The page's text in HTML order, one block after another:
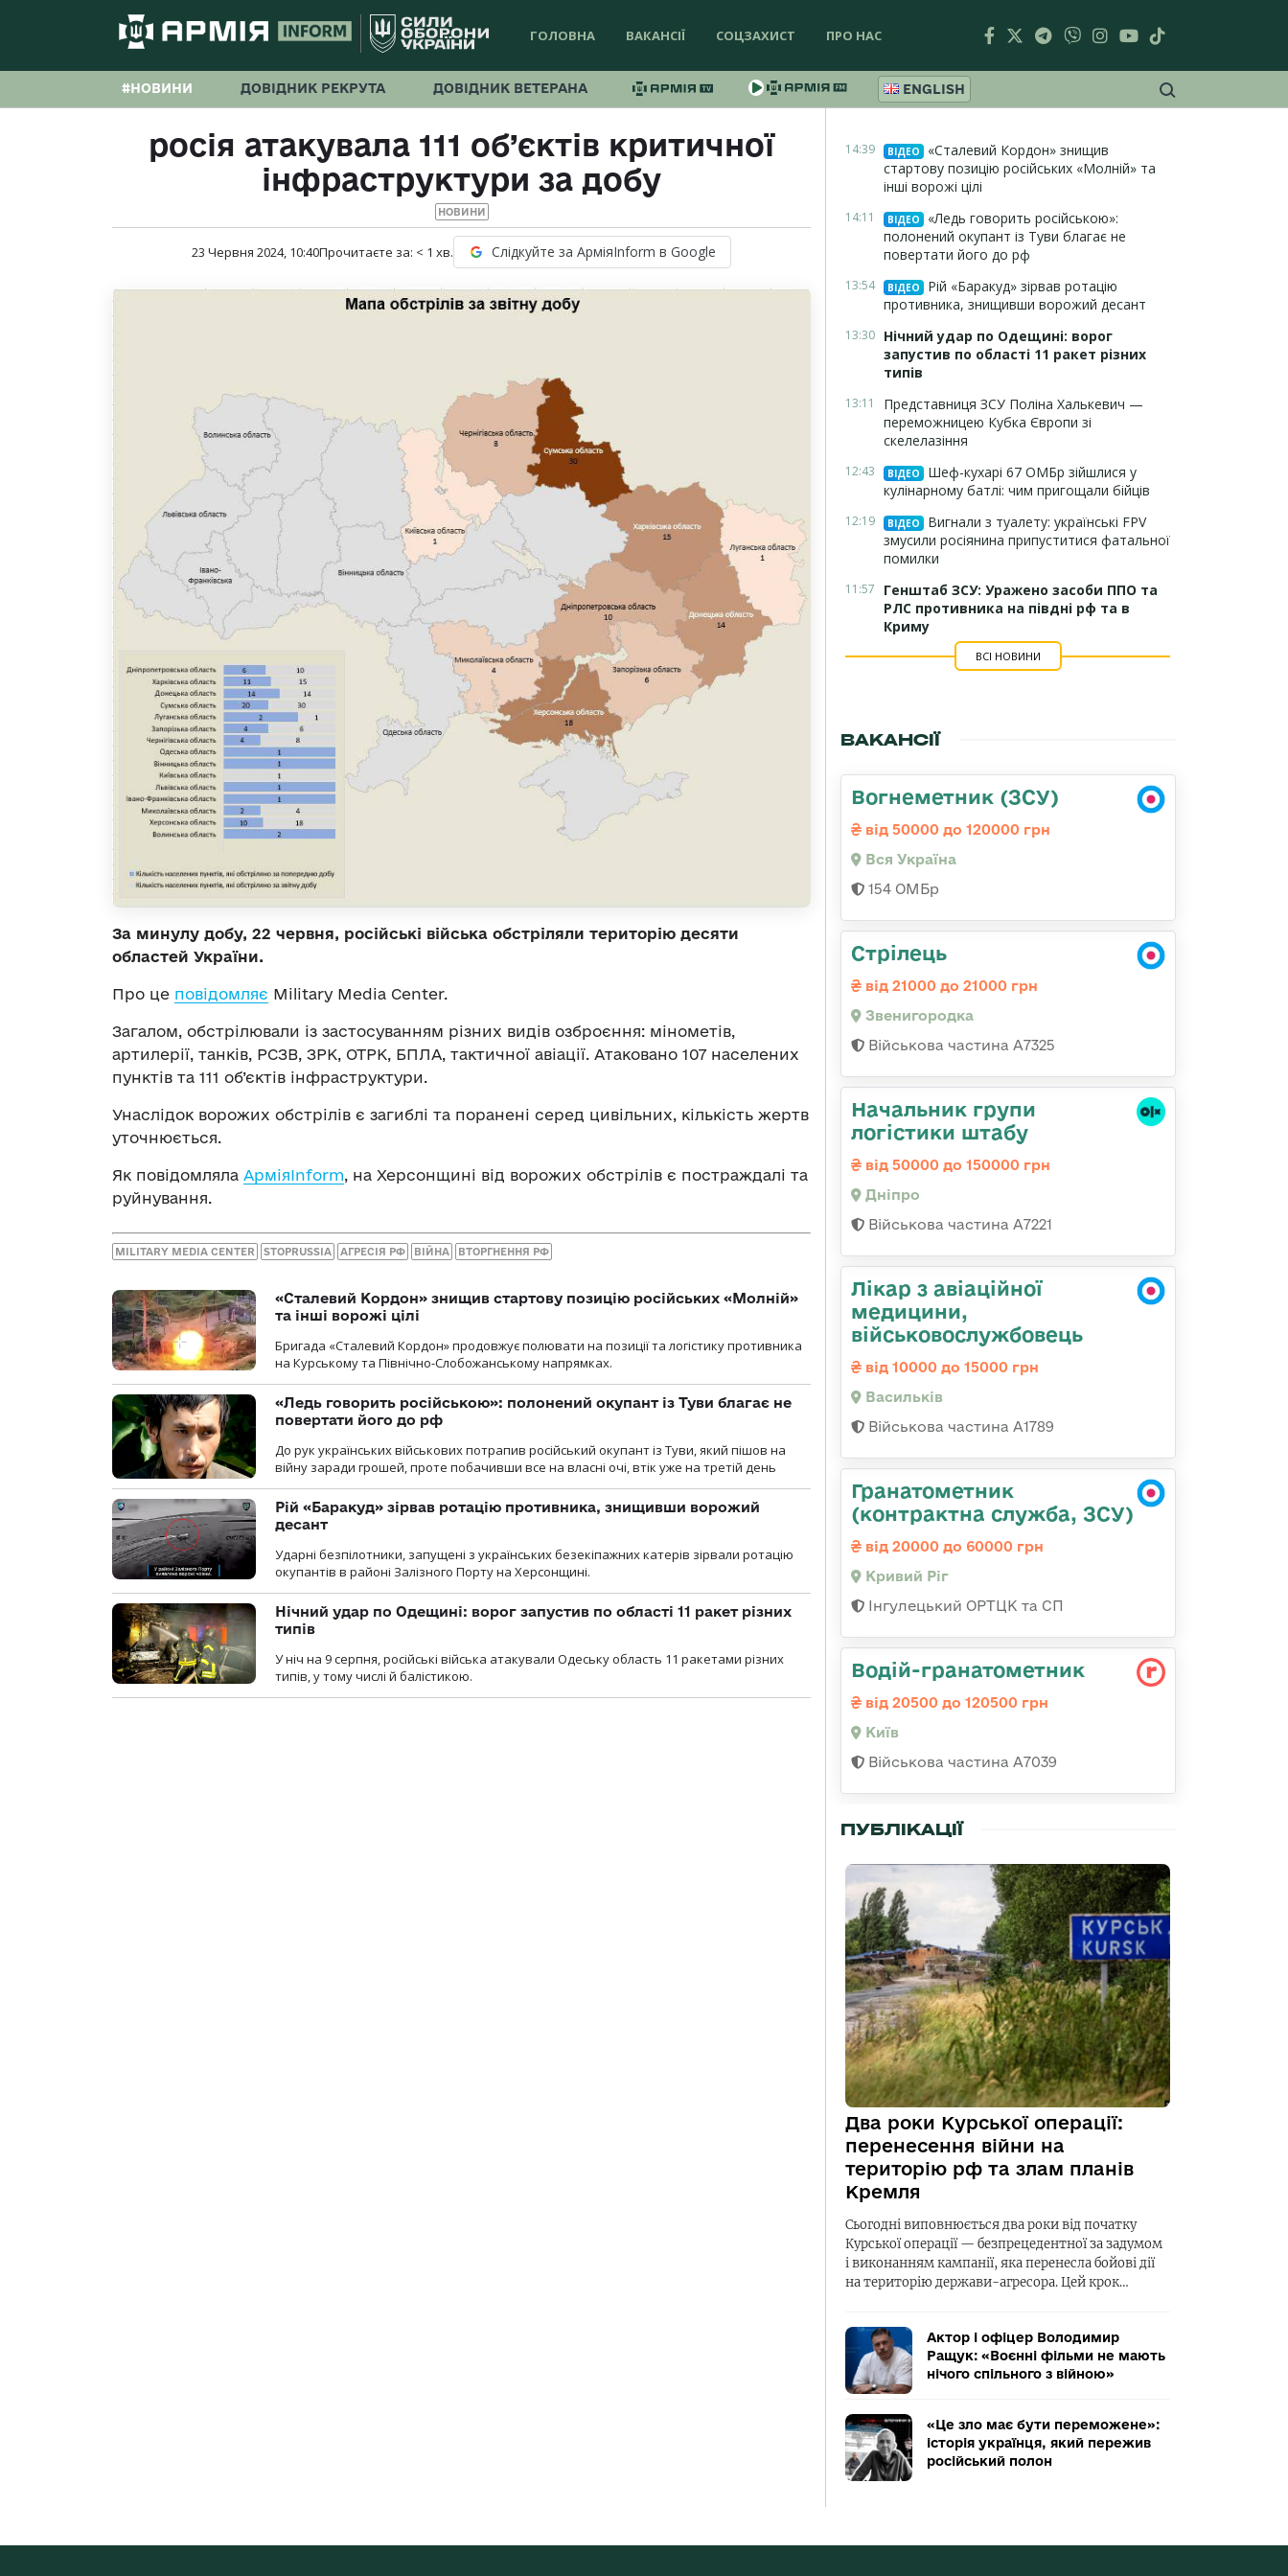
ГОЛОВНА ВАКАНСІЇ СОЦЗАХИСТ ПРО НАС
#НОВИНИ ДОВІДНИК РЕКРУТА ДОВІДНИК ВЕТЕРАНА ENGLISH
росія атакувала 111 об’єктів критичної
інфраструктури за добу
НОВИНИ
23 Червня 2024, 10:40Прочитаєте за: < 1 хв. Слідкуйте за АрміяInform в Google
За минулу добу, 22 червня, російські війська обстріляли територію десяти
областей України.
Про це повідомляє Military Media Center.
Загалом, обстрілювали із застосуванням різних видів озброєння: мінометів,
артилерії, танків, РСЗВ, ЗРК, ОТРК, БПЛА, тактичної авіації. Атаковано 107 населених
пунктів та 111 об’єктів інфраструктури.
Унаслідок ворожих обстрілів є загиблі та поранені серед цивільних, кількість жертв
уточнюється.
Як повідомляла АрміяInform, на Херсонщині від ворожих обстрілів є постраждалі та
руйнування.
MILITARY MEDIA CENTER STOPRUSSIA АГРЕСІЯ РФ ВІЙНА ВТОРГНЕННЯ РФ
«Сталевий Кордон» знищив стартову позицію російських «Молній»
та інші ворожі цілі
Бригада «Сталевий Кордон» продовжує полювати на позиції та логістику противника
на Курському та Північно-Слобожанському напрямках.
«Ледь говорить російською»: полонений окупант із Туви благає не
повертати його до рф
До рук українських військових потрапив російський окупант із Туви, який пішов на
війну заради грошей, проте побачивши все на власні очі, втік уже на третій день
Рій «Баракуд» зірвав ротацію противника, знищивши ворожий
десант
Ударні безпілотники, запущені з українських безекіпажних катерів зірвали ротацію
окупантів в районі Залізного Порту на Херсонщині.
Нічний удар по Одещині: ворог запустив по області 11 ракет різних
типів
У ніч на 9 серпня, російські війська атакували Одеську область 11 ракетами різних
типів, у тому числі й балістикою.
14:39 ВІДЕО
«Сталевий Кордон» знищив
стартову позицію російських «Молній» та
інші ворожі цілі
14:11 ВІДЕО
«Ледь говорить російською»:
полонений окупант із Туви благає не
повертати його до рф
13:54 ВІДЕО
Рій «Баракуд» зірвав ротацію
противника, знищивши ворожий десант
13:30 Нічний удар по Одещині: ворог
запустив по області 11 ракет різних
типів
13:11
Представниця ЗСУ Поліна Халькевич —
переможницею Кубка Європи зі
скелелазіння
12:43 ВІДЕО
Шеф-кухарі 67 ОМБр зійшлися у
кулінарному батлі: чим пригощали бійців
12:19 ВІДЕО
Вигнали з туалету: українські FPV
змусили росіянина припуститися фатальної
помилки
11:57
Генштаб ЗСУ: Уражено засоби ППО та
РЛС противника на півдні рф та в
Криму
ВСІ НОВИНИ
ВАКАНСІЇ
Вогнеметник (ЗСУ)
від 50000 до 120000 грн
Вся Україна
154 ОМБр
Стрілець
від 21000 до 21000 грн
Звенигородка
Військова частина А7325
Начальник групи
логістики штабу
від 50000 до 150000 грн
Дніпро
Військова частина А7221
Лікар з авіаційної
медицини,
військовослужбовець
від 10000 до 15000 грн
Васильків
Військова частина А1789
Гранатометник
(контрактна служба, ЗСУ)
від 20000 до 60000 грн
Кривий Ріг
Інгулецький ОРТЦК та СП
Водій-гранатометник
від 20500 до 120500 грн
Київ
Військова частина А7039
ПУБЛІКАЦІЇ
Два роки Курської операції:
перенесення війни на
територію рф та злам планів
Кремля
Сьогодні виповнюється два роки від початку
Курської операції — безпрецедентної за задумом
і виконанням кампанії, яка перенесла бойові дії
на територію держави-агресора. Цей крок…
Актор і офіцер Володимир
Ращук: «Воєнні фільми не мають
нічого спільного з війною»
«Це зло має бути переможене»:
історія українця, який пережив
російський полон